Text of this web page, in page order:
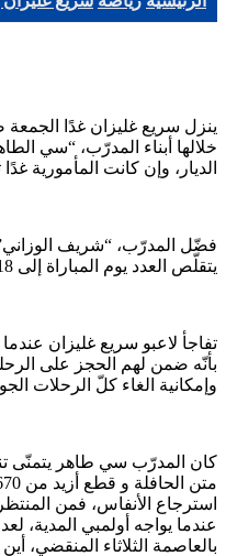
الديار، وإن كانت المأمورية
يتقلّص العدد يوم المباراة إلى 18 لاعبًا، يعوّل عليهم كثيرًا لتسجيل نتيجة إيجابية.
تفاجأ لاعبو سريع غليزان
بأنّه ضمن لهم الحجز على
وإمكانية الغاء كلّ الرحلات
كان المدرّب سي طاهر يتمنّى تنقّل
استرجاع الأنفاس، فمن
عندما يواجه أولمبي المدية،
بالعاصمة الثلاثاء